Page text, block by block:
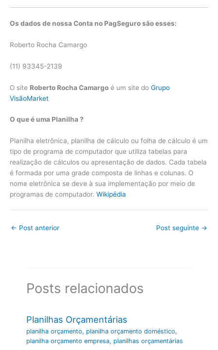
Os dados de nossa Conta no PagSeguro são esses:
Roberto Rocha Camargo
(11) 93345-2139
O site Roberto Rocha Camargo é um site do Grupo
VisãoMarket
O que é uma Planilha ?
Planilha eletrônica, planilha de cálculo ou folha de cálculo é um
tipo de programa de computador que utiliza tabelas para
realização de cálculos ou apresentação de dados. Cada tabela
é formada por uma grade composta de linhas e colunas. O
nome eletrônica se deve à sua implementação por meio de
programas de computador. Wikipédia
← Post anterior Post seguinte →
Posts relacionados
Planilhas Orçamentárias
planilha orçamento, planilha orçamento doméstico,
planilha orçamento empresa, planilhas orçamentárias